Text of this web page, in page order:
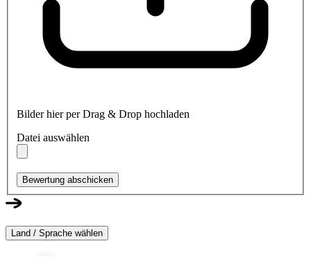
Bilder hier per Drag & Drop hochladen
Datei auswählen
Bewertung abschicken
Land / Sprache wählen